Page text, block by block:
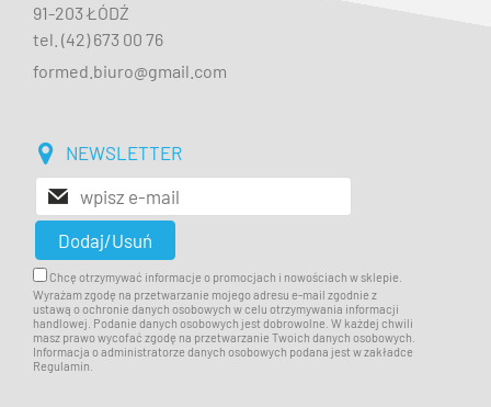
91-203 ŁÓDŹ
tel. (42) 673 00 76
formed.biuro@gmail.com
NEWSLETTER
Chcę otrzymywać informacje o promocjach i nowościach w sklepie.
Wyrażam zgodę na przetwarzanie mojego adresu e-mail zgodnie z
ustawą o ochronie danych osobowych w celu otrzymywania informacji
handlowej. Podanie danych osobowych jest dobrowolne. W każdej chwili
masz prawo wycofać zgodę na przetwarzanie Twoich danych osobowych.
Informacja o administratorze danych osobowych podana jest w zakładce
Regulamin.